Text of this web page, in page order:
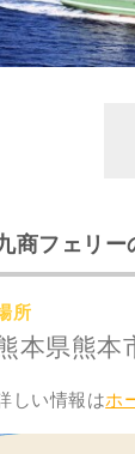
商フェリー
所
本県熊本
しい情報はホ